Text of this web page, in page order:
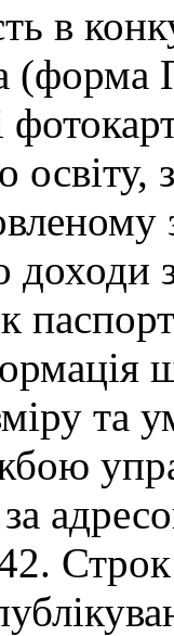
в
освіту,
доходи
та